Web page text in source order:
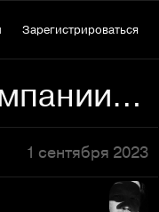
Зарегистрироваться
Ребрендинг компании else
1 сентября 2023